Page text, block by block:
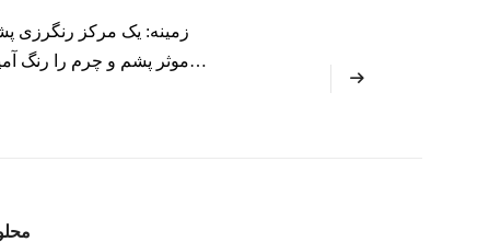
زمینه: یک مرکز رنگرزی
موثر پشم و چرم را رنگ